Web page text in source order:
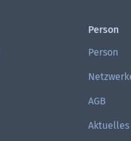
Person
Person
AGB
Aktuelles